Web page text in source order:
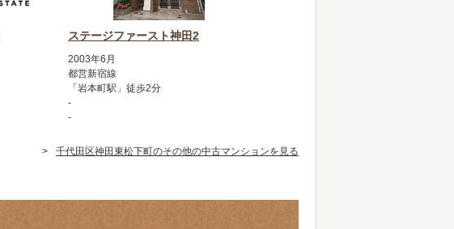
ステージファースト神田2
2003年6月
都営新宿線
「岩本町駅」徒歩2分
-
-
千代田区神田東松下町のその他の中古マンションを見る